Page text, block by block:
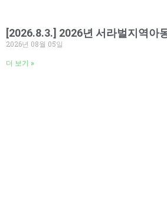
2026년 08월 05일
더 보기 »